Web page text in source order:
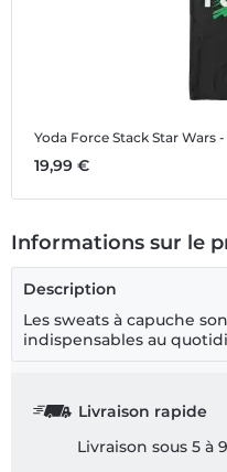
Yoda Force Stack Star Wars
19,99 €
Informations sur le
Description
Les sweats à capuche
indispensables au
Livraison rapide
Livraison sous 5 à